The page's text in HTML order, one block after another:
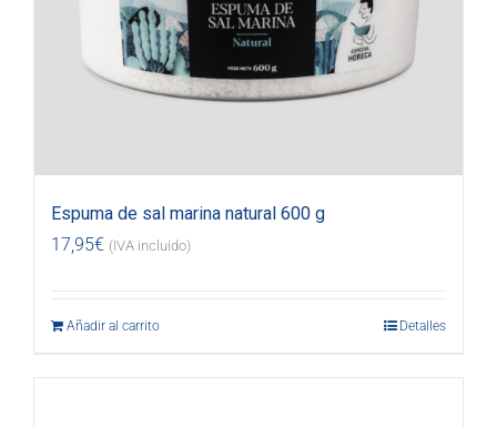
Espuma de sal marina natural 600 g
17,95€ (IVA incluido)
Añadir al carrito Detalles